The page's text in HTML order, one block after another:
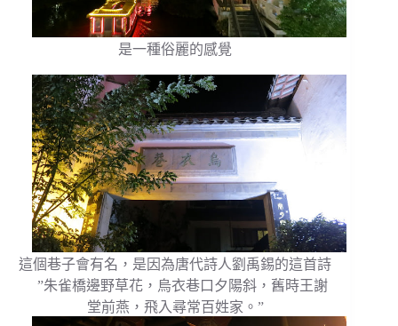
是一種俗麗的感覺
這個巷子會有名，是因為唐代詩人劉禹錫的這首詩
”朱雀橋邊野草花，烏衣巷口夕陽斜，舊時王謝
堂前燕，飛入尋常百姓家。”